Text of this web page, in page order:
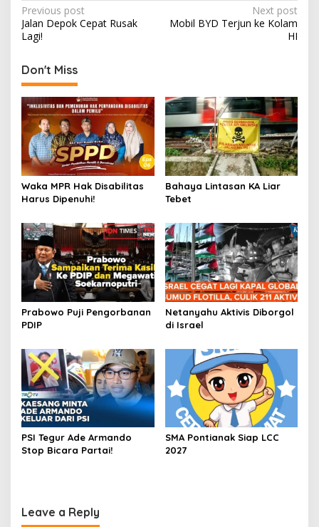
Post
navigation
Previous post
Jalan Depok Cepat Rusak
Lagi!
Next post
Mobil BYD Terjun ke Kolam
HI
Don't Miss
Waka MPR Hak Disabilitas
Harus Dipenuhi!
Bahaya Lintasan KA Liar
Tebet
Prabowo Puji Pengorbanan
PDIP
Netanyahu Aktivis Diborgol
di Israel
PSI Tegur Ade Armando
Stop Bicara Partai!
SMA Pontianak Siap LCC
2027
Leave a Reply